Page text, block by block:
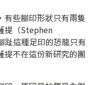
有些腳印形狀只有兩隻
提（Stephen
這種足印的恐龍只有
提不在這份新研究的團